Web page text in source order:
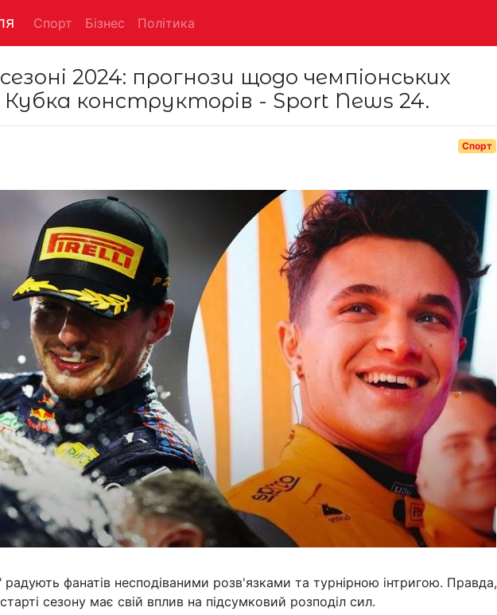
Спорт Бізнес Політика
2024: прогнози щодо чемпіонських
конструкторів - Sport News 24.
Спорт
радують фанатів несподіваними розв'язками та турнірною інтригою. Правда,
сезону має свій вплив на підсумковий розподіл сил.